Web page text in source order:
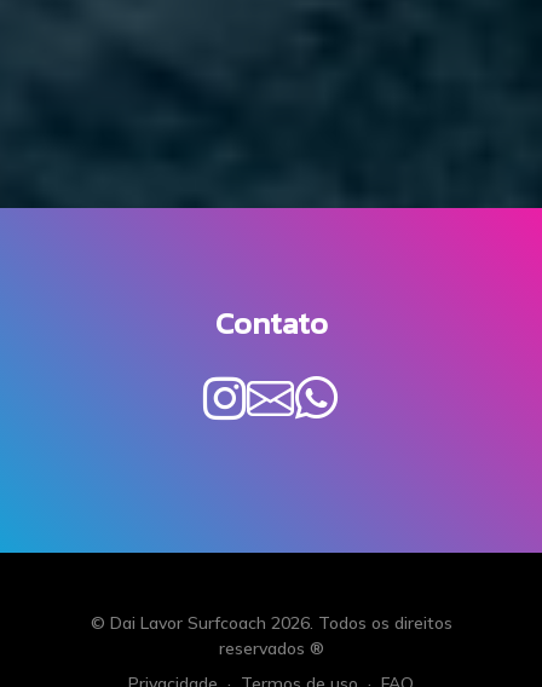
Contato
© Dai Lavor Surfcoach 2026. Todos os direitos
reservados ®